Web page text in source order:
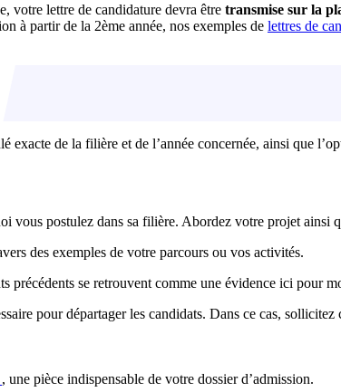
votre lettre de candidature devra être transmise sur la
à partir de la 2ème année, nos exemples de lettres de
de la filière et de l’année concernée, ainsi que
vous postulez dans sa filière. Abordez votre projet ainsi
des exemples de votre parcours ou vos activités.
précédents se retrouvent comme une évidence ici pour
pour départager les candidats. Dans ce cas, sollicitez
, une pièce indispensable de votre dossier d’admission.